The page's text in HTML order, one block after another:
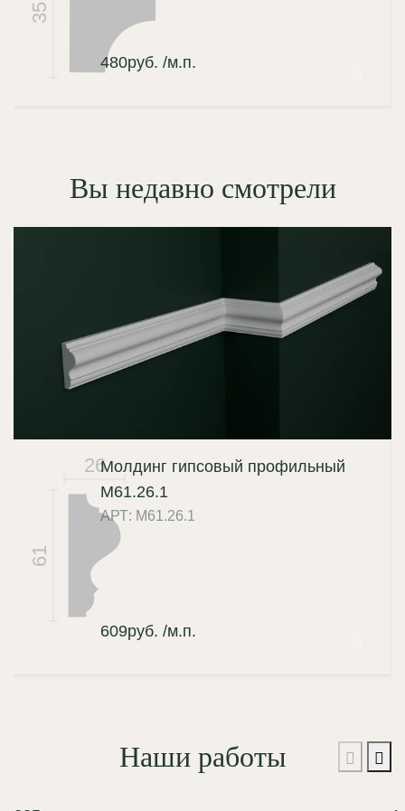
35
480руб. /м.п.
Вы недавно смотрели
26
61
Молдинг гипсовый профильный
М61.26.1
АРТ: М61.26.1
609руб. /м.п.
Наши работы